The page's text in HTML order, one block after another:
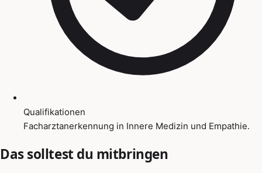
Qualifikationen
Facharztanerkennung in Innere Medizin und Empathie.
Das solltest du mitbringen